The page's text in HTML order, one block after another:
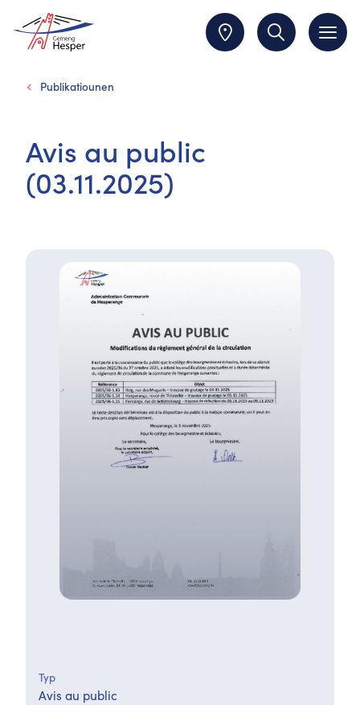
Publikatiounen
Avis au public
(03.11.2025)
Typ
Avis au public